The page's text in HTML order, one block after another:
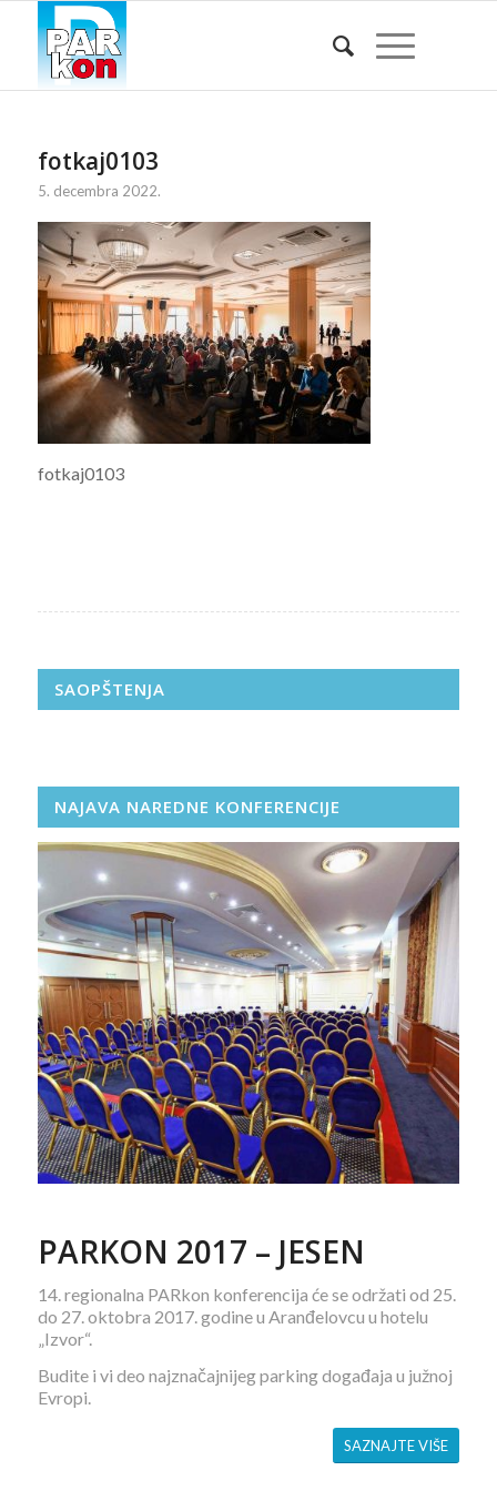
fotkaj0103
5. decembra 2022.
fotkaj0103
SAOPŠTENJA
NAJAVA NAREDNE KONFERENCIJE
PARKON 2017 – JESEN
14. regionalna PARkon konferencija će se održati od 25.
do 27. oktobra 2017. godine u Aranđelovcu u hotelu
„Izvor“.
Budite i vi deo najznačajnijeg parking događaja u južnoj
Evropi.
SAZNAJTE VIŠE